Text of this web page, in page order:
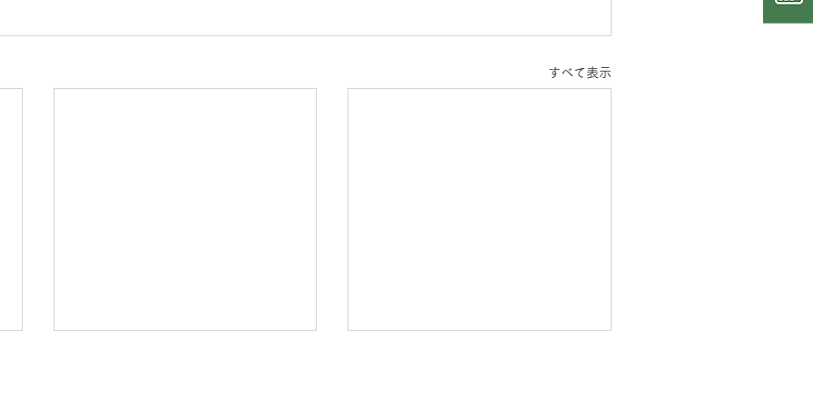
すべて表示